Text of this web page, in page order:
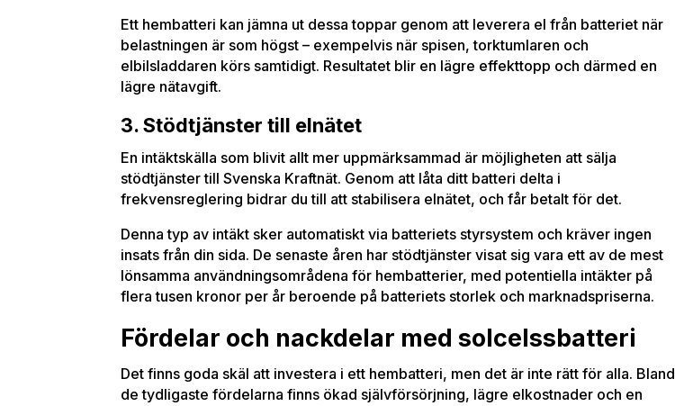
Ett hembatteri kan jämna ut dessa toppar genom att leverera el från batteriet när
belastningen är som högst – exempelvis när spisen, torktumlaren och
elbilsladdaren körs samtidigt. Resultatet blir en lägre effekttopp och därmed en
lägre nätavgift.
3. Stödtjänster till elnätet
En intäktskälla som blivit allt mer uppmärksammad är möjligheten att sälja
stödtjänster till Svenska Kraftnät. Genom att låta ditt batteri delta i
frekvensreglering bidrar du till att stabilisera elnätet, och får betalt för det.
Denna typ av intäkt sker automatiskt via batteriets styrsystem och kräver ingen
insats från din sida. De senaste åren har stödtjänster visat sig vara ett av de mest
lönsamma användningsområdena för hembatterier, med potentiella intäkter på
flera tusen kronor per år beroende på batteriets storlek och marknadspriserna.
Fördelar och nackdelar med solcelssbatteri
Det finns goda skäl att investera i ett hembatteri, men det är inte rätt för alla. Bland
de tydligaste fördelarna finns ökad självförsörjning, lägre elkostnader och en